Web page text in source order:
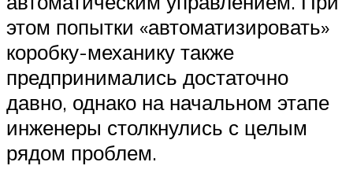
этом попытки «автоматизировать»
коробку-механику также
предпринимались достаточно
давно, однако на начальном этапе
инженеры столкнулись с целым
рядом проблем.